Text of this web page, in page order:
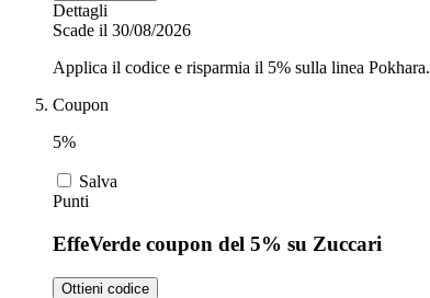
Dettagli
Scade il 30/08/2026
Applica il codice e risparmia il 5% sulla linea Pokhara.
Coupon
5%
Salva
Punti
EffeVerde coupon del 5% su Zuccari
Ottieni codice